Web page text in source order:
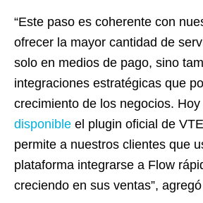
“Este paso es coherente con
ofrecer la mayor cantidad de
solo en medios de pago, sino
integraciones estratégicas que
crecimiento de los negocios.
disponible el plugin oficial de
permite a nuestros clientes que
plataforma integrarse a Flow
creciendo en sus ventas”,